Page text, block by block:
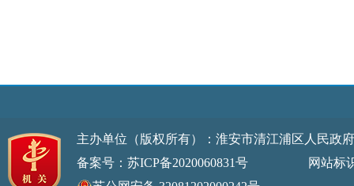
主办单位（版权所有）：淮安市清江浦区人民
备案号：苏ICP备2020060831号
网站标识码